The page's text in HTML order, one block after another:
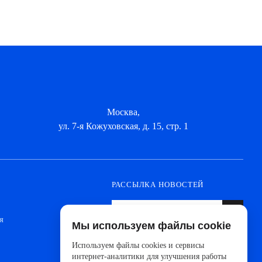
Москва,
ул. 7-я Кожуховская, д. 15, стр. 1
РАССЫЛКА НОВОСТЕЙ
новинок от ведущих производителей и
новостей АйДистрибьют
Мы используем файлы cookie
Используем файлы cookies и сервисы
интернет-аналитики для улучшения работы